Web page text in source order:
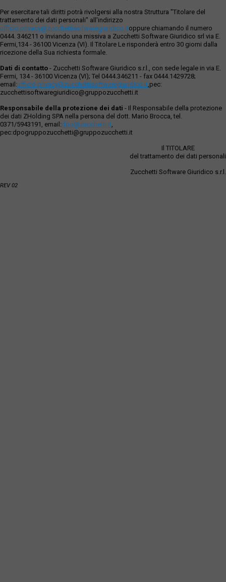
Per esercitare tali diritti potrà rivolgersi alla nostra Struttura "Titolare del
trattamento dei dati personali" all'indirizzo
ufficio.privacy@zucchettisofwaregiuridico.itoppure chiamando il numero
0444. 346211 o inviando una missiva a Zucchetti Software Giuridico srl via E.
Fermi,134 - 36100 Vicenza (VI). Il Titolare Le risponderà entro 30 giorni dalla
ricezione della Sua richiesta formale.
Dati di contatto - Zucchetti Software Giuridico s.r.l., con sede legale in via E.
Fermi, 134 - 36100 Vicenza (VI); Tel 0444.346211 - fax 0444.1429728;
email:ufficio.privacy@zucchettisoftwaregiuridico.it,pec:
zucchettisoftwaregiuridico@gruppozucchetti.it
Responsabile della protezione dei dati - Il Responsabile della protezione
dei dati ZHolding SPA nella persona del dott. Mario Brocca, tel.
0371/5943191, email:dpo@zucchetti.it,
pec:dpogruppozucchetti@gruppozucchetti.it
Il TITOLARE
del trattamento dei dati personali
Zucchetti Software Giuridico s.r.l.
REV 02